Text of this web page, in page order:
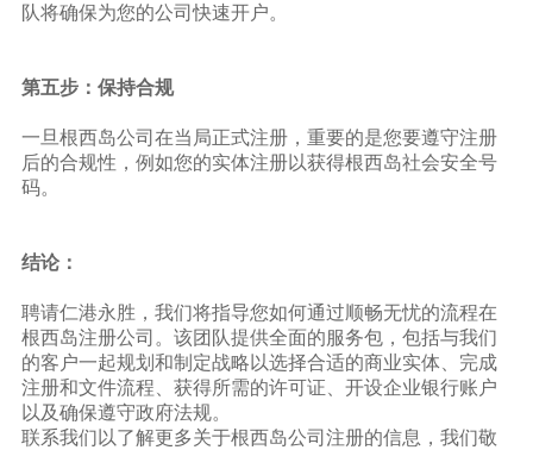
队将确保为您的公司快速开户。
第五步：保持合规
一旦根西岛公司在当局正式注册，重要的是您要遵守注册
后的合规性，例如您的实体注册以获得根西岛社会安全号
码。
结论：
聘请仁港永胜，我们将指导您如何通过顺畅无忧的流程在
根西岛注册公司。该团队提供全面的服务包，包括与我们
的客户一起规划和制定战略以选择合适的商业实体、完成
注册和文件流程、获得所需的许可证、开设企业银行账户
以及确保遵守政府法规。
联系我们以了解更多关于根西岛公司注册的信息，我们敬